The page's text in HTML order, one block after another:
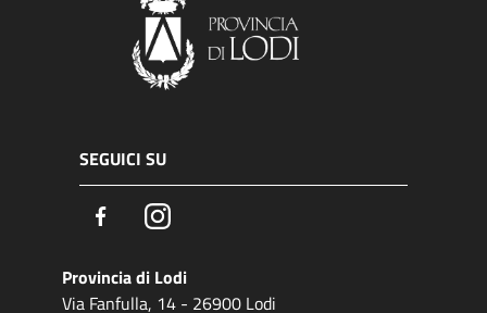
SEGUICI SU
FacebookInstagram
Provincia di Lodi
Via Fanfulla, 14 - 26900 Lodi